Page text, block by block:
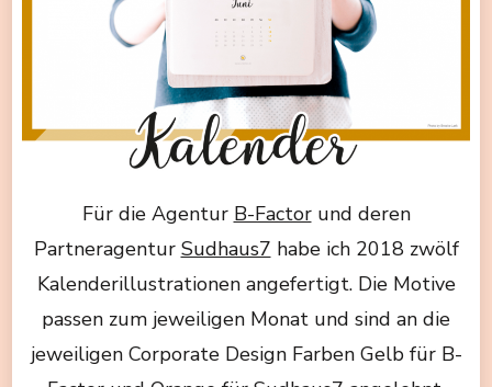
Für die Agentur B-Factorund deren
Partneragentur Sudhaus7 habe ich 2018 zwölf
Kalenderillustrationen angefertigt. Die Motive
passen zum jeweiligen Monat und sind an die
jeweiligen Corporate Design Farben Gelb für B-